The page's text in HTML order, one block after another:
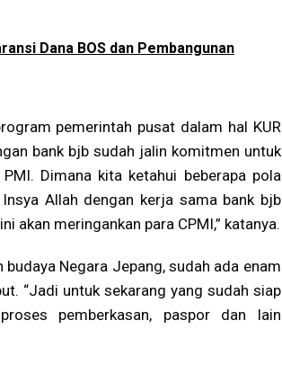
Dana BOS dan Pembangunan
pemerintah pusat dalam hal KUR
bank bjb sudah jalin komitmen untuk
Dimana kita ketahui beberapa pola
Allah dengan kerja sama bank bjb
akan meringankan para CPMI,” katanya.
Negara Jepang, sudah ada enam
“Jadi untuk sekarang yang sudah siap
pemberkasan, paspor dan lain